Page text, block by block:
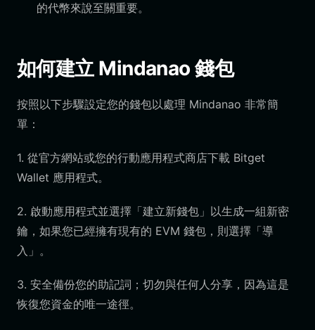
的代幣來說至關重要。
如何建立 Mindanao 錢包
按照以下步驟設定您的錢包以處理 Mindanao 非常簡
單：
1. 從官方網站或您的行動應用程式商店下載 Bitget
Wallet 應用程式。
2. 啟動應用程式並選擇「建立新錢包」以生成一組新密
鑰，如果您已經擁有現有的 EVM 錢包，則選擇「導
入」。
3. 安全備份您的助記詞；切勿與任何人分享，因為這是
恢復您資金的唯一途徑。